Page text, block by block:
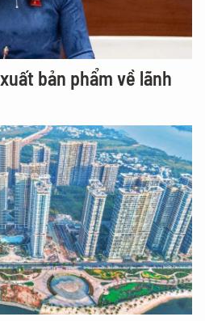
bản phẩm về lãnh